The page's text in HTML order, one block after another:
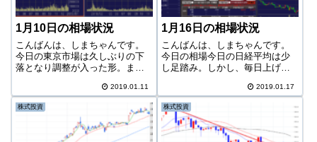
1月10日の相場状況
こんばんは、しまちゃんです。
今日の東京市場は久しぶりの下
落となり調整が入った形。まだ5
ているが、このあとさらに25日
移動平均線を試す動きが続くの
か、またはそこが抵抗になって
しまうのか。なかなか目が離せ
ない。まだも...
2019.01.11
1月16日の相場状況
こんばんは、しまちゃんです。
今日の相場今日の日経平均は少
し足踏み。しかし、毎日上げ続
に下落するのは全然かまわな
い。今日は何とか5日移動平均線
を下回らずに終了。 -143,425円
このくらいの下落では全く何も
感じな...
2019.01.17
株式投資 株式投資